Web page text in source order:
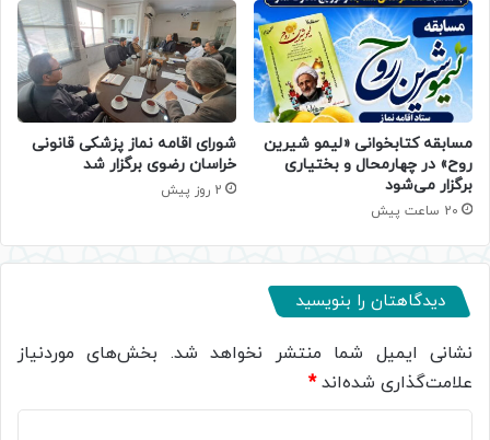
مسابقه کتابخوانی «لیمو شیرین
روح» در چهارمحال و بختیاری
برگزار می‌شود
20 ساعت پیش
شورای اقامه نماز پزشکی قانونی
خراسان رضوی برگزار شد
2 روز پیش
دیدگاهتان را بنویسید
نشانی ایمیل شما منتشر نخواهد شد. بخش‌های موردنیاز
علامت‌گذاری شده‌اند*